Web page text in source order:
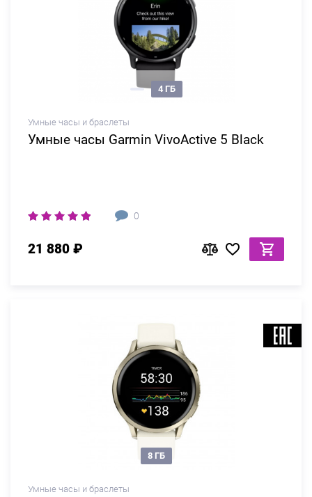
Умные часы и браслеты
Умные часы Garmin VivoActive 5 Black
0
4 ГБ
21 880 ₽
Умные часы и браслеты
8 ГБ